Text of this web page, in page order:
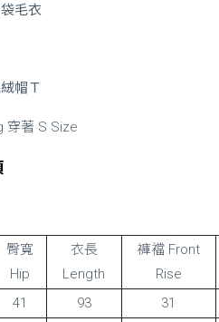
毛衣
帽Ｔ
穿著 S Size
臀寬
Hip
衣長
Length
褲襠 Front
Rise
41 93 31